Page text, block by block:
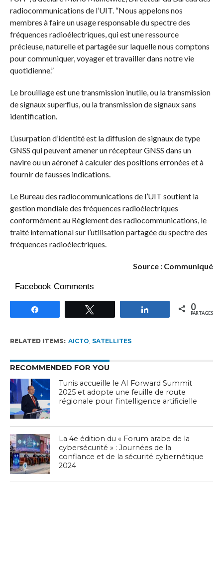
radiocommunications de l’UIT. “Nous appelons nos
membres à faire un usage responsable du spectre des
fréquences radioélectriques, qui est une ressource
précieuse, naturelle et partagée sur laquelle nous comptons
pour communiquer, voyager et travailler dans notre vie
quotidienne.”
Le brouillage est une transmission inutile, ou la transmission
de signaux superflus, ou la transmission de signaux sans
identification.
L’usurpation d’identité est la diffusion de signaux de type
GNSS qui peuvent amener un récepteur GNSS dans un
navire ou un aéronef à calculer des positions erronées et à
fournir de fausses indications.
Le Bureau des radiocommunications de l’UIT soutient la
gestion mondiale des fréquences radioélectriques
conformément au Règlement des radiocommunications, le
traité international sur l’utilisation partagée du spectre des
fréquences radioélectriques.
Source : Communiqué
Facebook Comments
Partagez 0
PARTAGES
RELATED ITEMS: AICTO SATELLITES
RECOMMENDED FOR YOU
Tunis accueille le AI Forward Summit
2025 et adopte une feuille de route
régionale pour l’intelligence artificielle
La 4e édition du « Forum arabe de la
cybersécurité » : Journées de la
confiance et de la sécurité cybernétique
2024